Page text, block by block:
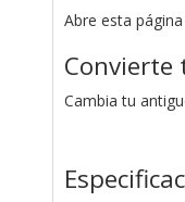
Abre esta
Convierte
Cambia tu